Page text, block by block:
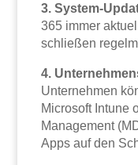
3. System-
365 immer
schließen
4.
Unternehmen
Microsoft Intune
Management
Apps auf den